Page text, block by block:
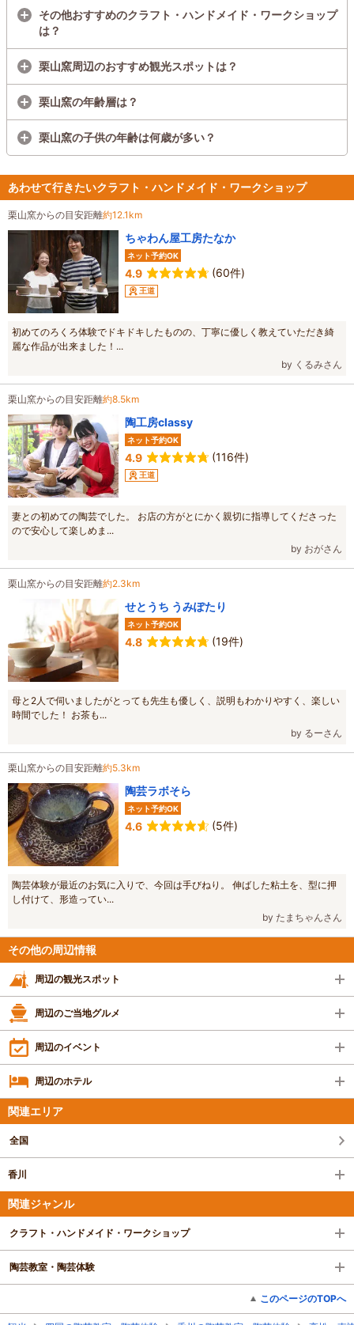
その他おすすめのクラフト・ハンドメイド・ワークショップ
は？
栗山窯周辺のおすすめ観光スポットは？
栗山窯の年齢層は？
栗山窯の子供の年齢は何歳が多い？
あわせて行きたいクラフト・ハンドメイド・ワークショップ
栗山窯からの目安距離約12.1km
ちゃわん屋工房たなか
ネット予約OK
4.9 (60件)
王道
初めてのろくろ体験でドキドキしたものの、丁寧に優しく教えていただき綺
麗な作品が出来ました！...
by くるみさん
栗山窯からの目安距離約8.5km
陶工房classy
ネット予約OK
4.9 (116件)
王道
妻との初めての陶芸でした。 お店の方がとにかく親切に指導してくださった
ので安心して楽しめま...
by おがさん
栗山窯からの目安距離約2.3km
せとうち うみぽたり
ネット予約OK
4.8 (19件)
母と2人で伺いましたがとっても先生も優しく、説明もわかりやすく、楽しい
時間でした！ お茶も...
by るーさん
栗山窯からの目安距離約5.3km
陶芸ラボそら
ネット予約OK
4.6 (5件)
陶芸体験が最近のお気に入りで、今回は手びねり。 伸ばした粘土を、型に押
し付けて、形造ってい...
by たまちゃんさん
その他の周辺情報
周辺の観光スポット
周辺のご当地グルメ
周辺のイベント
周辺のホテル
関連エリア
全国
香川
関連ジャンル
クラフト・ハンドメイド・ワークショップ
陶芸教室・陶芸体験
このページのTOPへ